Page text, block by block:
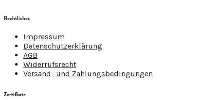
Rechtliches
Impressum
Datenschutzerklärung
AGB
Widerrufsrecht
Versand- und Zahlungsbedingungen
Zertifkate